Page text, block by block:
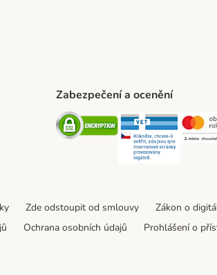
Method
Zabezpečení a ocenění
Security Security
Zde odstoupit od smlouvy Zákon o
Ochrana osobních údajů Prohlášení o